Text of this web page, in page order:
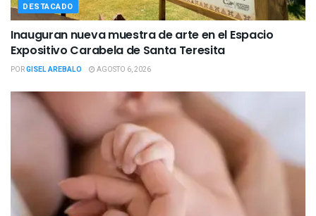
DESTACADO
Inauguran nueva muestra de arte en el Espacio
Expositivo Carabela de Santa Teresita
PORGISEL AREBALO AGOSTO 6, 2026